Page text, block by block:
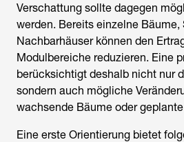
Verschattung sollte dagegen
werden. Bereits einzelne Bäume,
Nachbarhäuser können den
Modulbereiche reduzieren. Eine
berücksichtigt deshalb nicht nur
sondern auch mögliche
wachsende Bäume oder
Eine erste Orientierung bietet